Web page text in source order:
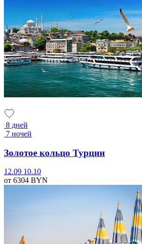
8 дней
7 ночей
Золотое кольцо Турции
12.09 10.10
от 6304 BYN